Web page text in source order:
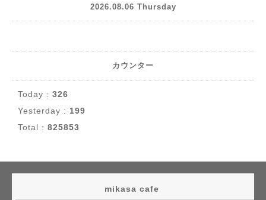
2026.08.06 Thursday
カウンター
Today : 326
Yesterday : 199
Total : 825853
mikasa cafe